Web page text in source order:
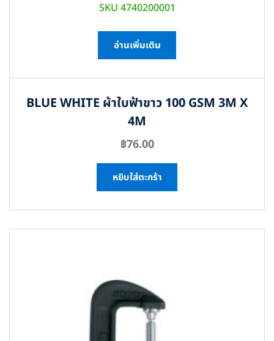
SKU 4740200001
อ่านเพิ่มเติม
BLUE WHITE ผ้าใบฟ้าขาว 100 GSM 3M X
4M
฿76.00
หยิบใส่ตะกร้า